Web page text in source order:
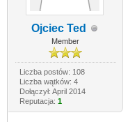
Ojciec Ted
Member
Liczba postów: 108
Liczba wątków: 4
Dołączył: April 2014
Reputacja: 1